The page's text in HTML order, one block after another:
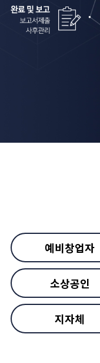
예비창업자
소상공인
지자체